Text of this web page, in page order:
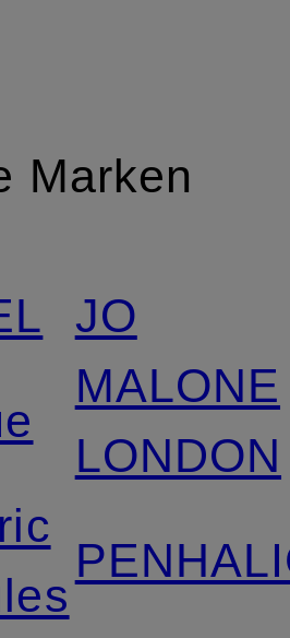
Marken
JO
MALONE
LONDON